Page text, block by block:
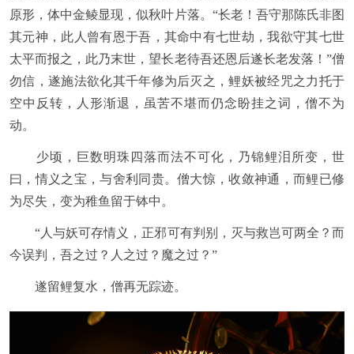
原形，体中金鲮显现，似秋叶片落。“长老！吾守那陈氏非图
其元神，此人曾有恩于吾，其命中有七世劫，我欲守其七世
太平而报之，此乃末世，望长老待吾还恩后遂长老发落！”僧
勿信，遂施法欲化其千年修为后灭之，鲤妖被经咒之力托于
空中反转，人形渐退，虽苦不堪而仍念盼挂之词，僧不为
动。
少顷，巨数明珠四落而法不可化，乃锦鲤泪所变，世
曰，情义之宝，与舍利同贵。僧大惊，收敛神通，而鲤已修
为尽失，变为稚鱼留于钵中。
“人与妖可存情义，正邪可有判别，灭与救岂可两全？而
今误判，吾之过？人之过？魔之过？”
遂留鲤复水，僧再无踪迹。